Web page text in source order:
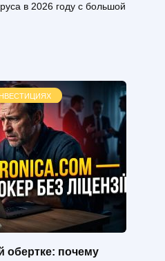
в 2026 году с большой
обертке: почему